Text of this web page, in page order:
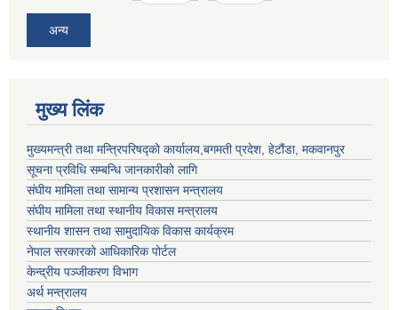
अन्य
मुख्य लिंक
मुख्यमन्त्री तथा मन्त्रिपरिषद्को कार्यालय,बगमती प्रदेश, हेटौंडा, मकवानपुर
सूचना प्रविधि सम्बन्धि जानकारीको लागि
संघीय मामिला तथा सामान्य प्रशासन मन्त्रालय
संघीय मामिला तथा स्थानीय विकास मन्त्रालय
स्थानीय शासन तथा सामुदायिक विकास कार्यक्रम
नेपाल सरकारको आधिकारिक पोर्टल
केन्द्रीय पञ्जीकरण विभाग
अर्थ मन्त्रालय